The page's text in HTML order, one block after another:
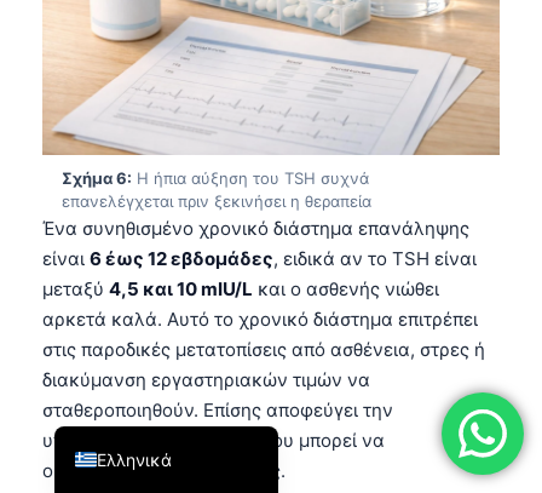
Σχήμα 6: Η ήπια αύξηση του TSH συχνά
επανελέγχεται πριν ξεκινήσει η θεραπεία
Ένα συνηθισμένο χρονικό διάστημα επανάληψης
είναι 6 έως 12 εβδομάδες, ειδικά αν το TSH είναι
μεταξύ 4,5 και 10 mIU/L και ο ασθενής νιώθει
αρκετά καλά. Αυτό το χρονικό διάστημα επιτρέπει
στις παροδικές μετατοπίσεις από ασθένεια, στρες ή
διακύμανση εργαστηριακών τιμών να
σταθεροποιηθούν. Επίσης αποφεύγει την
υπερθεραπεία μιας τιμής που μπορεί να
ομαλοποιηθεί από μόνη της.
Ελληνικά
English
Deutsch
العربية
Français
עִבְרִית
Italiano
Español
Português
Türkçe
Română
简体中文